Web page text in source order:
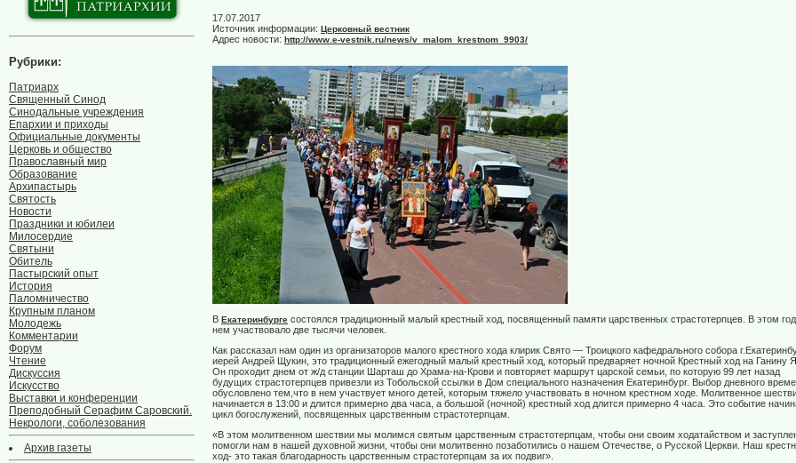
Рубрики:
Патриарх
Священный Синод
Синодальные учреждения
Епархии и приходы
Официальные документы
Церковь и общество
Православный мир
Образование
Архипастырь
Святость
Новости
Праздники и юбилеи
Милосердие
Святыни
Обитель
Пастырский опыт
История
Паломничество
Крупным планом
Молодежь
Комментарии
Форум
Чтение
Дискуссия
Искусство
Выставки и конференции
Преподобный Серафим Саровский.
Некрологи, соболезования
Архив газеты
17.07.2017
Источник информации: Церковный вестник
Адрес новости: http://www.e-vestnik.ru/news/v_malom_krestnom_9903/
В Екатеринбурге состоялся традиционный малый крестный ход, посвященный памяти царственных страстотерпцев. В этом
нем участвовало две тысячи человек.
Как рассказал нам один из организаторов малого крестного хода клирик Свято — Троицкого кафедрального собора
иерей Андрей Щукин, это традиционный ежегодный малый крестный ход, который предваряет ночной Крестный ход на Ганину
Он проходит днем от ж/д станции Шарташ до Храма-на-Крови и повторяет маршрут царской семьи, по которую 99 лет назад
будущих страстотерпцев привезли из Тобольской ссылки в Дом специального назначения Екатеринбург. Выбор дневного
обусловлено тем,что в нем участвует много детей, которым тяжело участвовать в ночном крестном ходе. Молитвенное
начинается в 13:00 и длится примерно два часа, а большой (ночной) крестный ход длится примерно 4 часа. Это событие
цикл богослужений, посвященных царственным страстотерпцам.
«В этом молитвенном шествии мы молимся святым царственным страстотерпцам, чтобы они своим ходатайством и
помогли нам в нашей духовной жизни, чтобы они молитвенно позаботились о нашем Отечестве, о Русской Церкви. Наш
ход- это такая благодарность царственным страстотерпцам за их подвиг».